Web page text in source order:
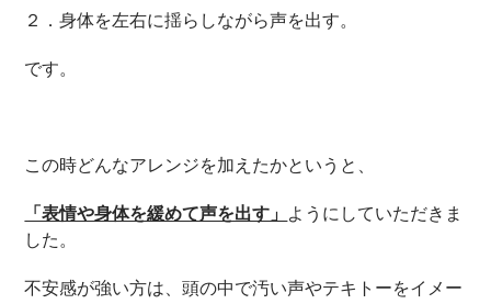
２．身体を左右に揺らしながら声を出す。
です。
この時どんなアレンジを加えたかというと、
「表情や身体を緩めて声を出す」 ようにしていただきま
した。
不安感が強い方は、頭の中で汚い声やテキトーをイメー